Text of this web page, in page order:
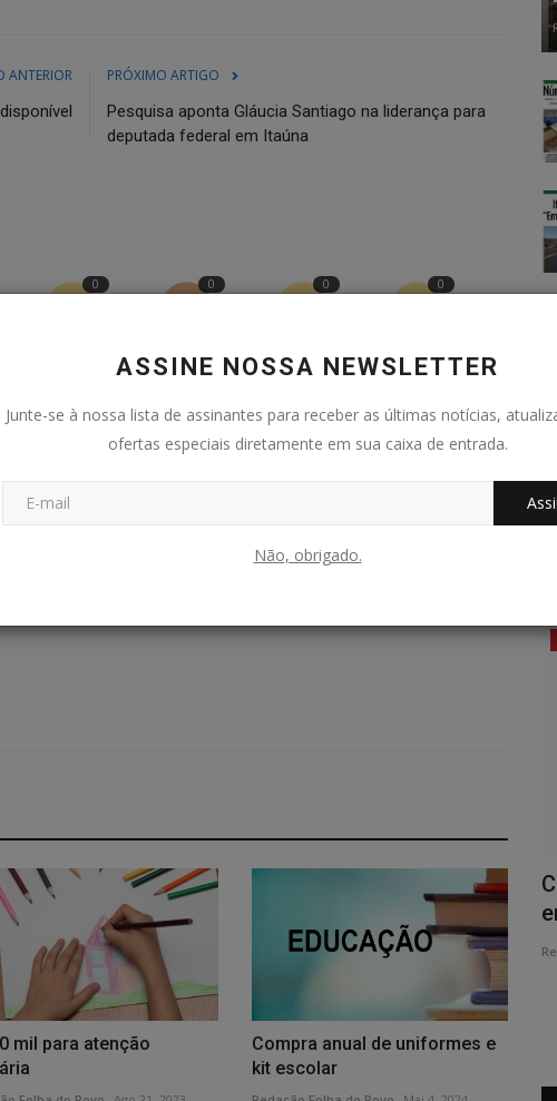
ASSINE NOSSA NEWSLETTER
Junte-se à nossa lista de assinantes para receber as últimas notícias,
ofertas especiais diretamente em sua caixa de entrada.
Não, obrigado.
ANTERIOR PRÓXIMO ARTIGO
Pesquisa aponta Gláucia Santiago na liderança para
deputada federal em Itaúna
0 0
Bravo
0
Triste
0
Uau
mil para atenção
Compra anual de uniformes e
kit escolar
7 de agosto, a
EDUCAÇÃO - Itatiaiuçu institui Política
Municipal de Alfabetização
Redação Folha do Povo Ago 1, 2026 0 38
Decreto estabelece diretrizes para garantir alfabetização
das crianças e recomposição...